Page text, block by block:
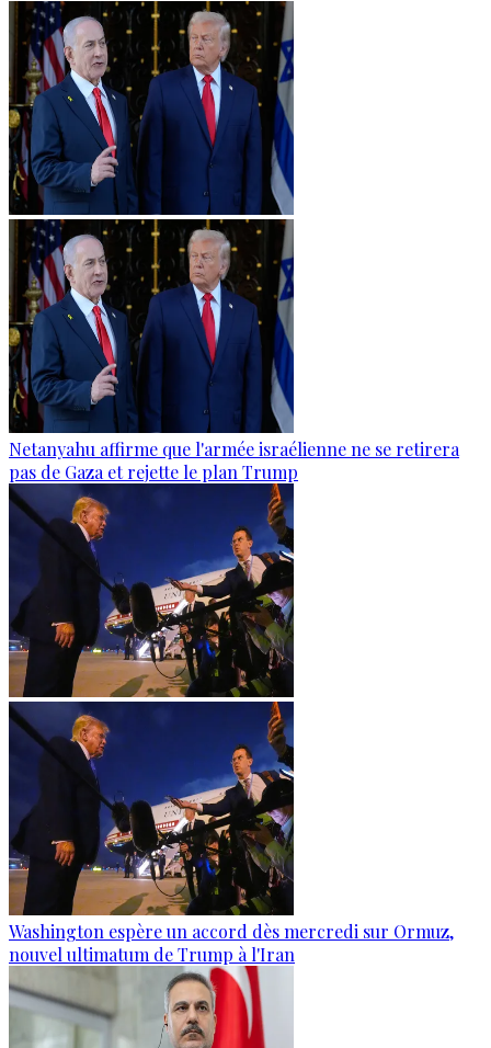
Netanyahu affirme que l'armée israélienne ne se retirera
pas de Gaza et rejette le plan Trump
Washington espère un accord dès mercredi sur Ormuz,
nouvel ultimatum de Trump à l'Iran